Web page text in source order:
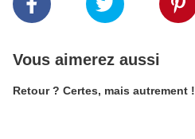
Vous aimerez aussi
Retour ? Certes, mais autrement !